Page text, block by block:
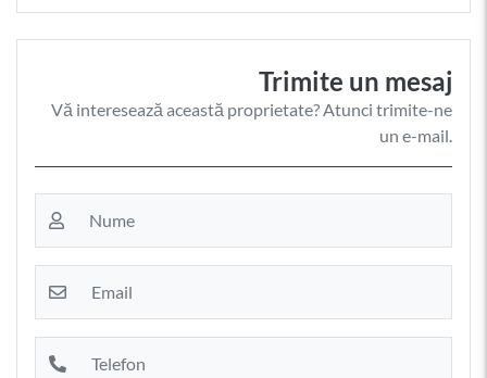
Trimite un mesaj
Vă interesează această proprietate? Atunci trimite-ne
un e-mail.